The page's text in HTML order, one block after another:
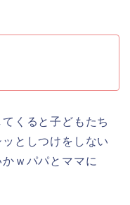
くると子どもたち
としつけをしない
ｗパパとママに